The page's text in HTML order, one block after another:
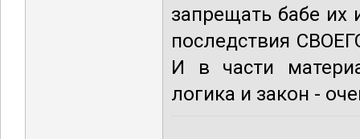
запрещать бабе их
последствия
И в части
логика и закон -